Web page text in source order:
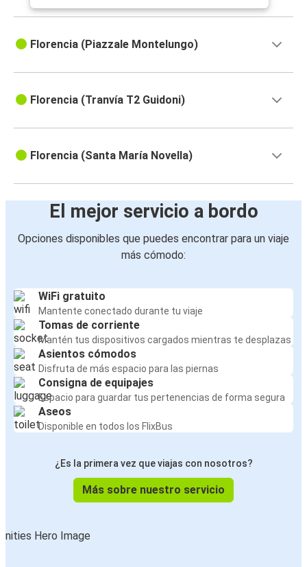
Florencia (Piazzale Montelungo)
Florencia (Tranvía T2 Guidoni)
Florencia (Santa María Novella)
El mejor servicio a bordo
Opciones disponibles que puedes encontrar para un viaje
más cómodo:
WiFi gratuito
Mantente conectado durante tu viaje
Tomas de corriente
Mantén tus dispositivos cargados mientras te desplazas
Asientos cómodos
Disfruta de más espacio para las piernas
Consigna de equipajes
Espacio para guardar tus pertenencias de forma segura
Aseos
Disponible en todos los FlixBus
¿Es la primera vez que viajas con nosotros?
Más sobre nuestro servicio